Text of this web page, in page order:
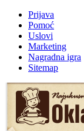
Prijava
Pomoć
Uslovi
Marketing
Nagradna igra
Sitemap